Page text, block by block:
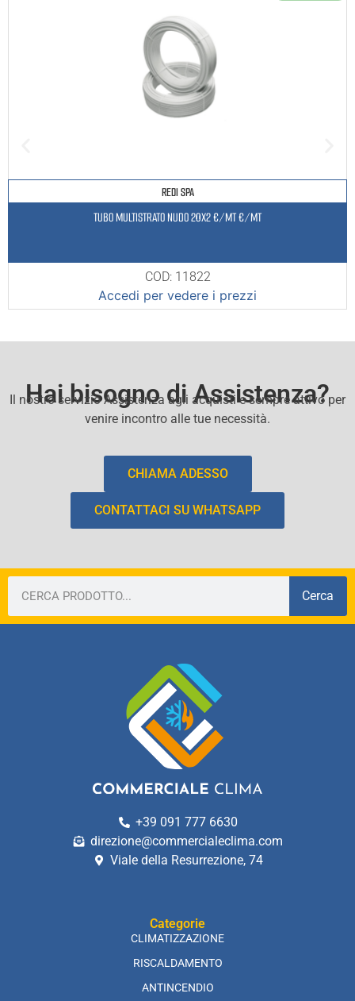
REDI SPA
TUBO MULTISTRATO NUDO 20X2 €/MT €/MT
COD: 11822
Accedi per vedere i prezzi
Hai bisogno di Assistenza?
Il nostro servizio Assistenza agli acquisti e sempre attivo per
venire incontro alle tue necessità.
CHIAMA ADESSO
CONTATTACI SU WHATSAPP
Cerca
+39 091 777 6630
direzione@commercialeclima.com
Viale della Resurrezione, 74
Categorie
CLIMATIZZAZIONE
RISCALDAMENTO
ANTINCENDIO